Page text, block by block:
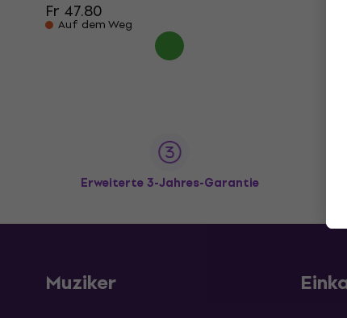
Fr 47.80
Auf dem Weg
Erweiterte 3-Jahres-Garantie
Muziker